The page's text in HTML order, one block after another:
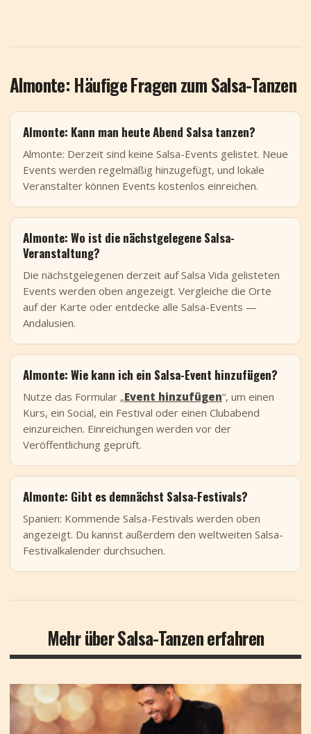
Almonte: Häufige Fragen zum Salsa-Tanzen
Almonte: Kann man heute Abend Salsa tanzen?
Almonte: Derzeit sind keine Salsa-Events gelistet. Neue
Events werden regelmäßig hinzugefügt, und lokale
Veranstalter können Events kostenlos einreichen.
Almonte: Wo ist die nächstgelegene Salsa-
Veranstaltung?
Die nächstgelegenen derzeit auf Salsa Vida gelisteten
Events werden oben angezeigt. Vergleiche die Orte
auf der Karte oder entdecke alle Salsa-Events —
Andalusien.
Almonte: Wie kann ich ein Salsa-Event hinzufügen?
Nutze das Formular „Event hinzufügen“, um einen
Kurs, ein Social, ein Festival oder einen Clubabend
einzureichen. Einreichungen werden vor der
Veröffentlichung geprüft.
Almonte: Gibt es demnächst Salsa-Festivals?
Spanien: Kommende Salsa-Festivals werden oben
angezeigt. Du kannst außerdem den weltweiten Salsa-
Festivalkalender durchsuchen.
Mehr über Salsa-Tanzen erfahren